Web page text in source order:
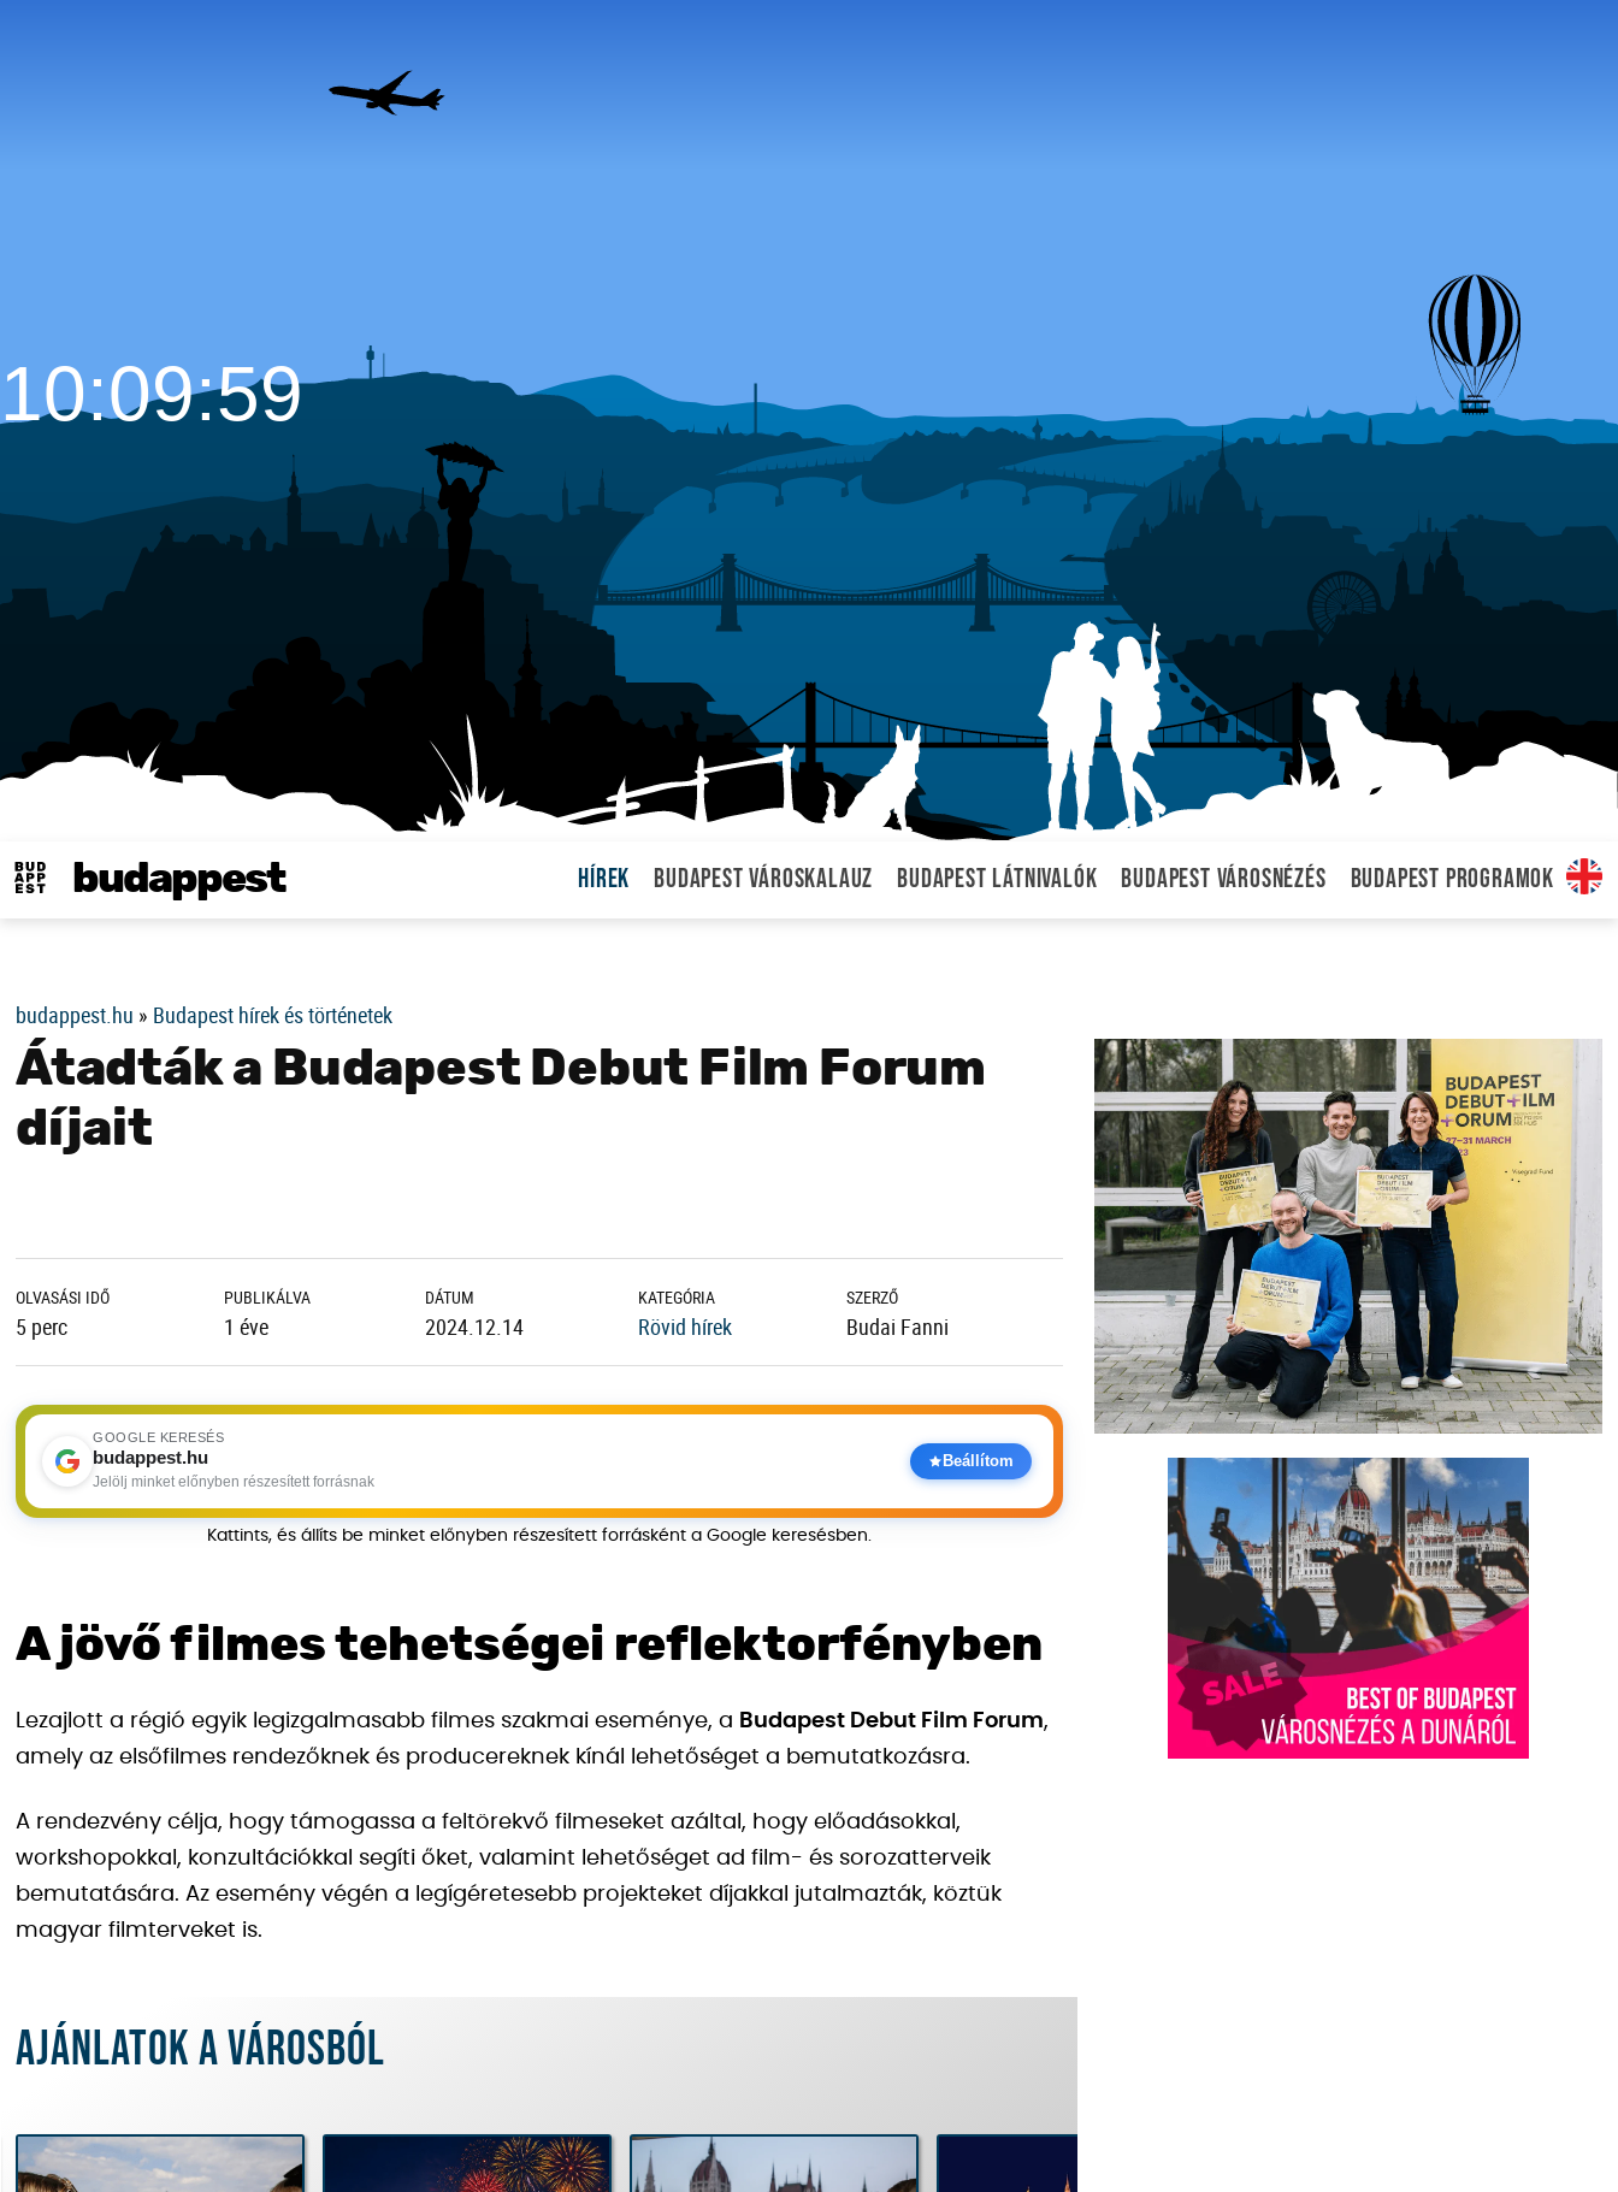
budappest Hírek Budapest városkalauz Budapest látnivalók Budapest városnézés Budapest programok
10:10:00
budappest.hu » Budapest hírek és történetek
Átadták a Budapest Debut Film Forum
díjait
OLVASÁSI IDŐ
5 perc
PUBLIKÁLVA
1 éve
DÁTUM
2024.12.14
KATEGÓRIA
Rövid hírek
SZERZŐ
Budai Fanni
GOOGLE KERESÉS
budappest.hu
Jelölj minket előnyben részesített forrásnak
Beállítom
Kattints, és állíts be minket előnyben részesített forrásként a Google keresésben.
A jövő filmes tehetségei reflektorfényben
Lezajlott a régió egyik legizgalmasabb filmes szakmai eseménye, a Budapest Debut Film Forum,
amely az elsőfilmes rendezőknek és producereknek kínál lehetőséget a bemutatkozásra.
A rendezvény célja, hogy támogassa a feltörekvő filmeseket azáltal, hogy előadásokkal,
workshopokkal, konzultációkkal segíti őket, valamint lehetőséget ad film- és sorozatterveik
bemutatására. Az esemény végén a legígéretesebb projekteket díjakkal jutalmazták, köztük
magyar filmterveket is.
Ajánlatok a városból